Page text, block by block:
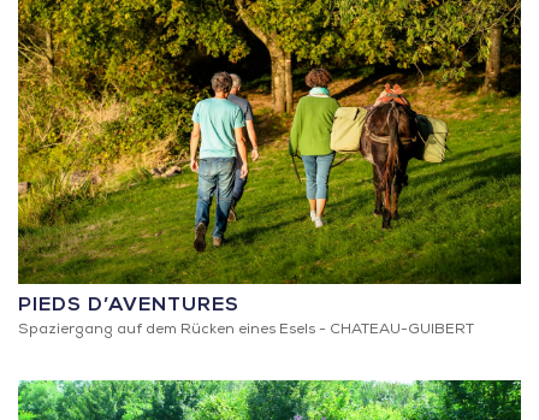
PIEDS D’AVENTURES
Spaziergang auf dem Rücken eines Esels - CHATEAU-GUIBERT